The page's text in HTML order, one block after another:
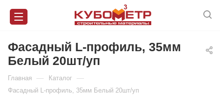
Фасадный L-профиль, 35мм
Белый 20шт/уп
Главная — Каталог —
Фасадный L-профиль, 35мм Белый 20шт/уп